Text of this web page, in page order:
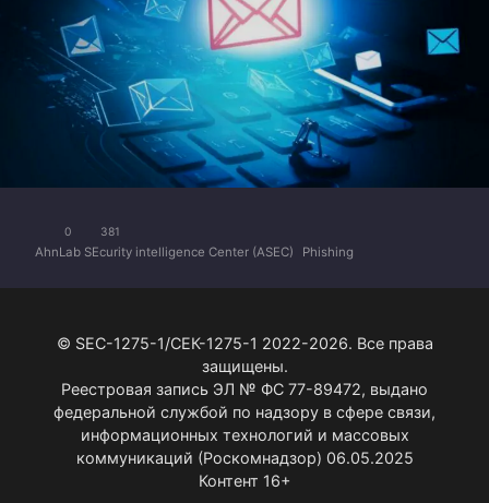
0 381
AhnLab SEcurity intelligence Center (ASEC) Phishing
© SEC-1275-1/СЕК-1275-1 2022-2026. Все права
защищены.
Реестровая запись ЭЛ № ФС 77-89472, выдано
федеральной службой по надзору в сфере связи,
информационных технологий и массовых
коммуникаций (Роскомнадзор) 06.05.2025
Контент 16+